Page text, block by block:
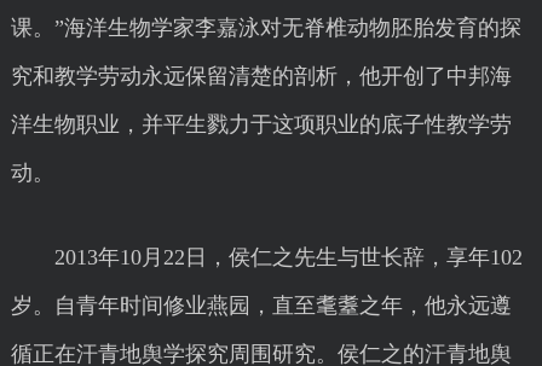
课。”海洋生物学家李嘉泳对无脊椎动物胚胎发育的探
究和教学劳动永远保留清楚的剖析，他开创了中邦海
洋生物职业，并平生戮力于这项职业的底子性教学劳
动。
2013年10月22日，侯仁之先生与世长辞，享年102
岁。自青年时间修业燕园，直至耄耋之年，他永远遵
循正在汗青地舆学探究周围研究。侯仁之的汗青地舆